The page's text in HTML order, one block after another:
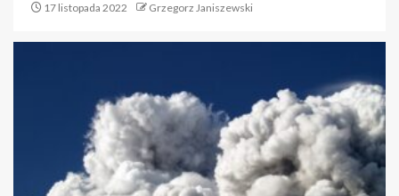
17 listopada 2022 Grzegorz Janiszewski